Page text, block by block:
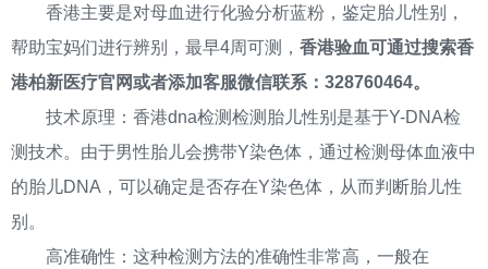
香港主要是对母血进行化验分析蓝粉，鉴定胎儿性别，
帮助宝妈们进行辨别，最早4周可测， 香港验血可通过搜索香
港柏新医疗官网或者添加客服微信联系：328760464。
技术原理：香港dna检测检测胎儿性别是基于Y-DNA检
测技术。由于男性胎儿会携带Y染色体，通过检测母体血液中
的胎儿DNA，可以确定是否存在Y染色体，从而判断胎儿性
别。
高准确性：这种检测方法的准确性非常高，一般在